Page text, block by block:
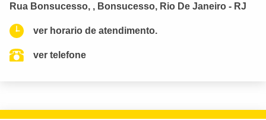
Rua Bonsucesso, , Bonsucesso, Rio De Janeiro - RJ
ver horario de atendimento.
ver telefone